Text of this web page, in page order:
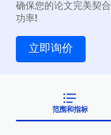
确保您的论文完美契
功率!
立即询价
范围和指标